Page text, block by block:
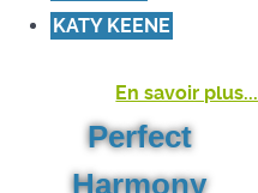
KATY KEENE
En savoir plus...
Perfect
Harmony